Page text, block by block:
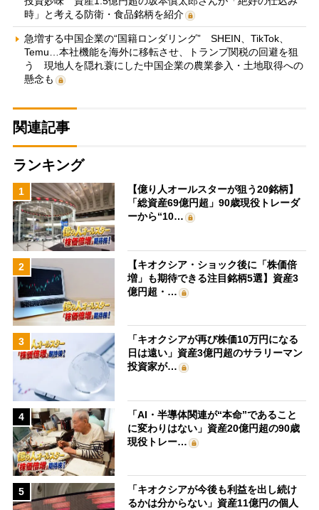
時」と考える防衛・食品銘柄を紹介
急増する中国企業の“国籍ロンダリング” SHEIN、TikTok、
Temu…本社機能を海外に移転させ、トランプ関税の回避を狙
う 現地人を隠れ蓑にした中国企業の農業参入・土地取得への
懸念も
関連記事
ランキング
1
【億り人オールスターが狙う20銘柄】
「総資産69億円超」90歳現役トレーダ
ーから“10…
2
【キオクシア・ショック後に「株価倍
増」も期待できる注目銘柄5選】資産3
億円超・…
3
「キオクシアが再び株価10万円になる
日は遠い」資産3億円超のサラリーマン
投資家が…
4
「AI・半導体関連が“本命”であること
に変わりはない」資産20億円超の90歳
現役トレー…
5
「キオクシアが今後も利益を出し続け
るかは分からない」資産11億円の個人